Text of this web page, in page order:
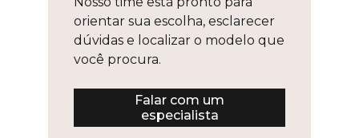
orientar sua escolha, esclarecer
dúvidas e localizar o modelo que
você procura.
Falar com um
especialista